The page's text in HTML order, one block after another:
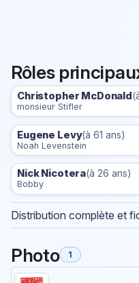
Rôles
Christopher McDonald
monsieur Stifler
Eugene Levy(à 61 ans)
Noah Levenstein
Nick Nicotera(à 26 ans)
Bobby
Distribution complète et
Photo 1